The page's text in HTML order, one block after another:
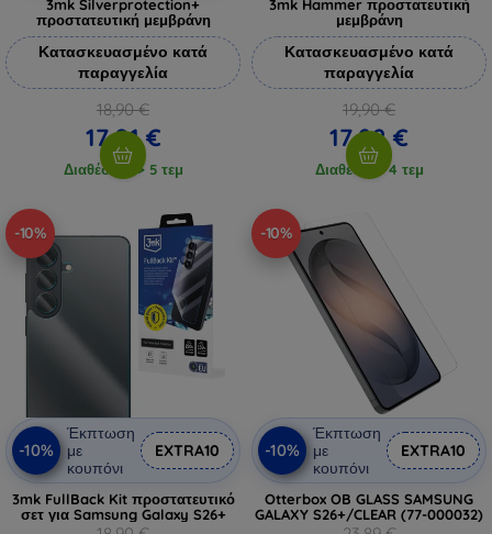
3mk Silverprotection+
προστατευτική μεμβράνη
Κατασκευασμένο κατά
παραγγελία
18,90 €
17,01 €
Διαθέσιμο > 5 τεμ
3mk Hammer προστατευτική
μεμβράνη
Κατασκευασμένο κατά
παραγγελία
19,90 €
17,92 €
Διαθέσιμο 4 τεμ
-10%
-10%
Έκπτωση
με
κουπόνι
EXTRA10
3mk FullBack Kit προστατευτικό
σετ για Samsung Galaxy S26+
-10%
-10%
Έκπτωση
με
κουπόνι
EXTRA10
Otterbox OB GLASS SAMSUNG
GALAXY S26+/CLEAR (77-000032)